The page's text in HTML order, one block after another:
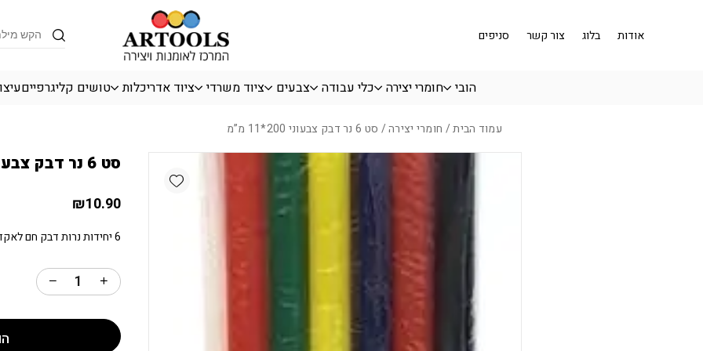
Products
search
אודות
בלוג צור קשר סניפים
הובי חומרי יצירה כלי עבודה צבעים ציוד משרדי ציוד אדריכלות טושים קליגרפיים
עמוד הבית/ חומרי יצירה/ סט 6 נר דבק צבעוני 200*11 מ”מ
סט 6 נר דבק צבעוני 200*11 מ”מ
₪10.90
6 יחידות נרות דבק חם לאקדח.
Add wishlist